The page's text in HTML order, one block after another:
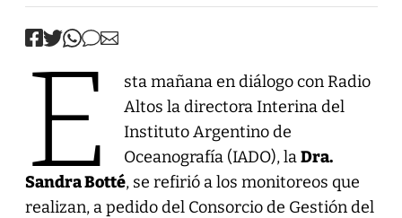
E
sta mañana en diálogo con Radio
Altos la directora Interina del
Instituto Argentino de
Oceanografía (IADO), laDra.
Sandra Botté, se refirió a los monitoreos que
realizan, a pedido del Consorcio de Gestión del